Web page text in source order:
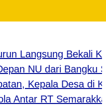
Langsung Bekali
NU dari Bangku
Kepala Desa di
RT Semarakkan